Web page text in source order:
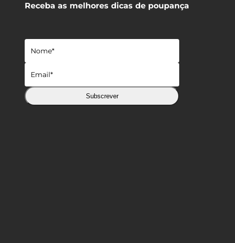
Receba as melhores dicas de poupança
Subscrever